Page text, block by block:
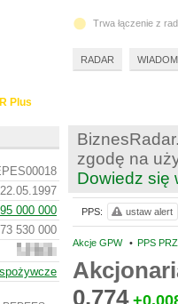
zgodę na
Dowiedz się
Akcje GPW • PPS
0.774
PPS: ustaw alert
Plus
22.05.1997
95 000 000
73 530 000
209
120
000
Trwa łączenie z
RADAR